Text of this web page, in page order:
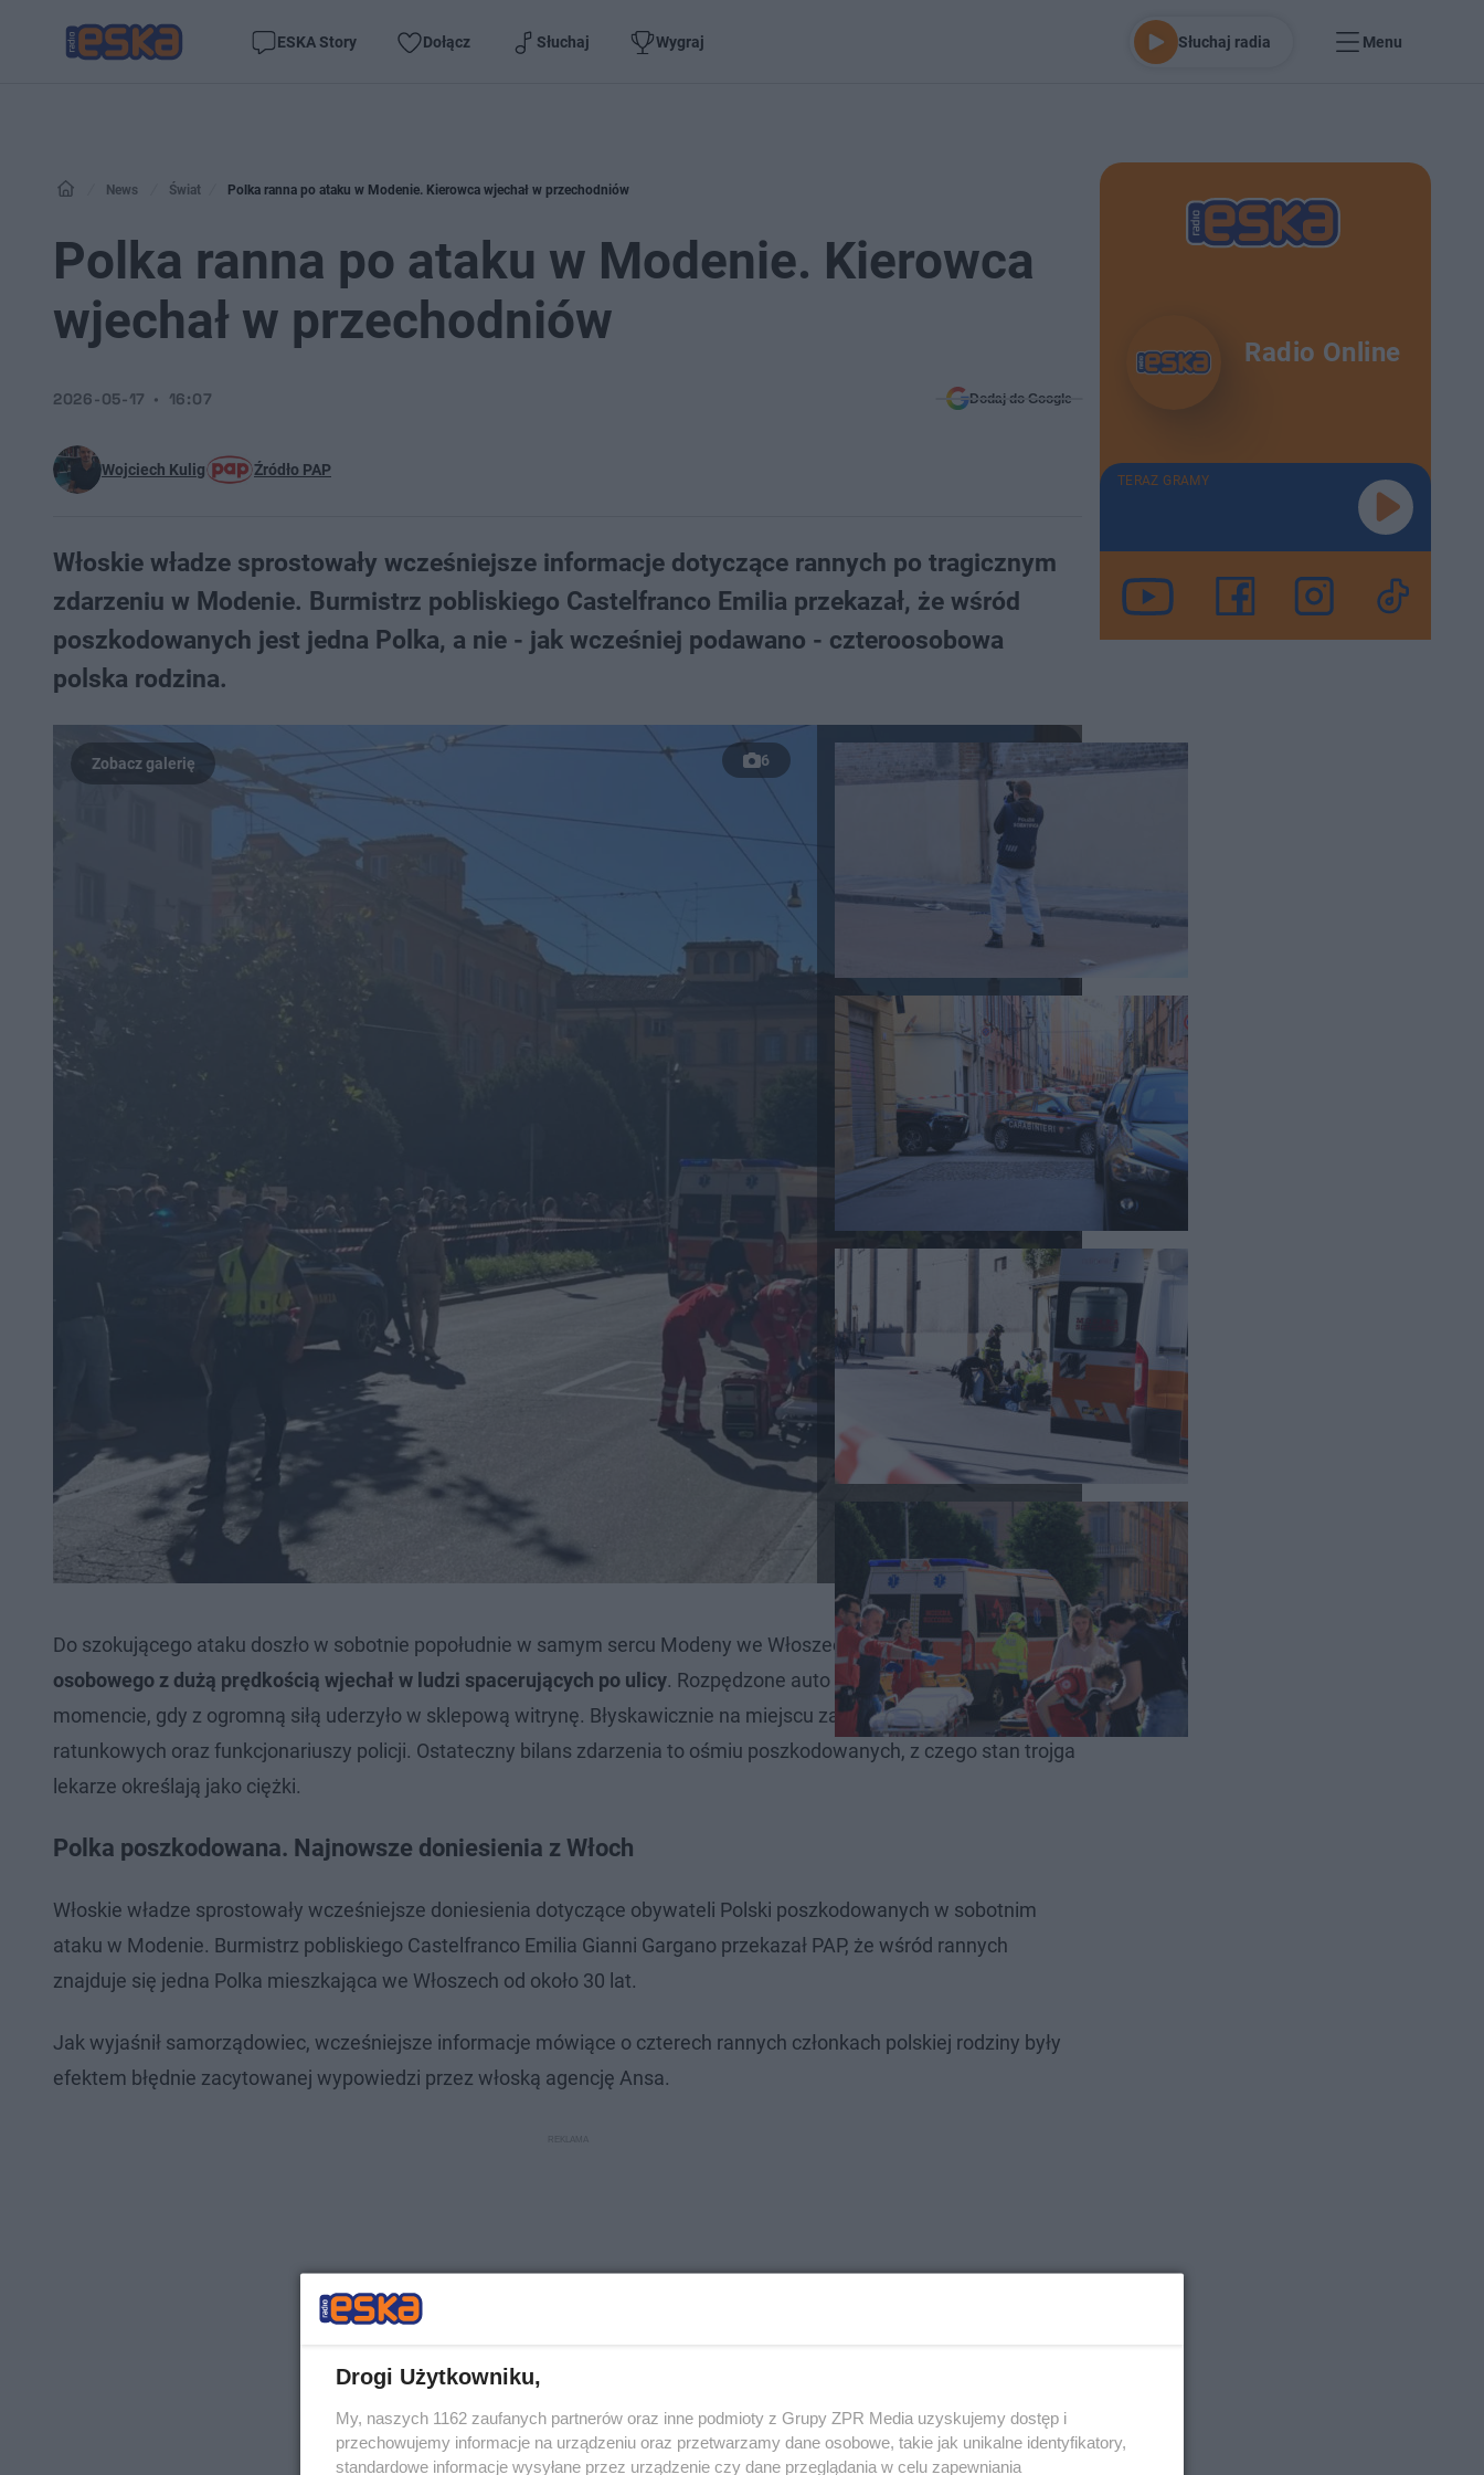
ESKA Story Dołącz Słuchaj Wygraj Słuchaj radia Menu
News Świat Polka ranna po ataku w Modenie. Kierowca wjechał w przechodniów
Polka ranna po ataku w Modenie. Kierowca
wjechał w przechodniów
Wojciech Kulig Źródło PAP
2026-05-17 16:07 Dodaj do Google
Włoskie władze sprostowały wcześniejsze informacje dotyczące rannych po tragicznym
zdarzeniu w Modenie. Burmistrz pobliskiego Castelfranco Emilia przekazał, że wśród
poszkodowanych jest jedna Polka, a nie - jak wcześniej podawano - czteroosobowa
polska rodzina.
6
Do szokującego ataku doszło w sobotnie popołudnie w samym sercu Modeny we Włoszech.Kierowca samochodu
osobowego z dużą prędkością wjechał w ludzi spacerujących po ulicy. Rozpędzone auto zatrzymało się dopiero w
momencie, gdy z ogromną siłą uderzyło w sklepową witrynę. Błyskawicznie na miejscu zaroiło się od służb
ratunkowych oraz funkcjonariuszy policji. Ostateczny bilans zdarzenia to ośmiu poszkodowanych, z czego stan trojga
lekarze określają jako ciężki.
Polka poszkodowana. Najnowsze doniesienia z Włoch
Włoskie władze sprostowały wcześniejsze doniesienia dotyczące obywateli Polski poszkodowanych w sobotnim
ataku w Modenie. Burmistrz pobliskiego Castelfranco Emilia Gianni Gargano przekazał PAP, że wśród rannych
znajduje się jedna Polka mieszkająca we Włoszech od około 30 lat.
Jak wyjaśnił samorządowiec, wcześniejsze informacje mówiące o czterech rannych członkach polskiej rodziny były
efektem błędnie zacytowanej wypowiedzi przez włoską agencję Ansa.
Radio Online
TERAZ GRAMY
Drogi Użytkowniku,
My, naszych 1162 zaufanych partnerów oraz inne podmioty z Grupy ZPR Media uzyskujemy dostęp i
przechowujemy informacje na urządzeniu oraz przetwarzamy dane osobowe, takie jak unikalne identyfikatory,
standardowe informacje wysyłane przez urządzenie czy dane przeglądania w celu zapewniania